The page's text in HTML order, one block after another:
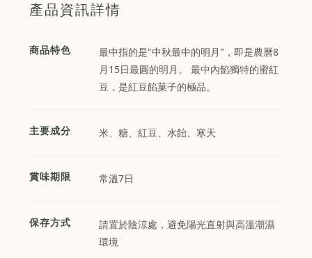
產品資訊詳情
商品特色
最中指的是"中秋最中的明月"，即是農曆8
月15日最圓的明月。 最中內餡獨特的蜜紅
豆，是紅豆餡菓子的極品。
主要成分 米、糖、紅豆、水飴、寒天
賞味期限 常溫7日
保存方式
請置於陰涼處，避免陽光直射與高溫潮濕
環境